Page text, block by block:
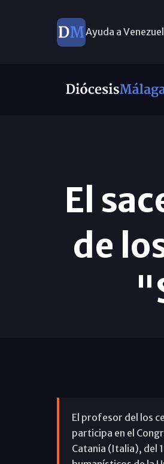
Ayuda a
El
de
El profesor del los
participa en el
Catania (Italia), del